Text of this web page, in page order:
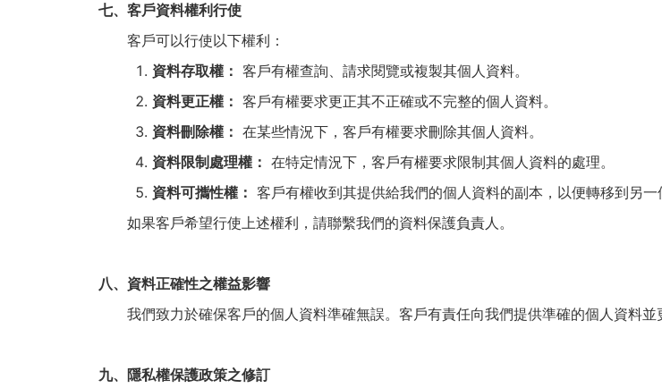
七、客戶資料權利行使
客戶可以行使以下權利：
資料存取權： 客戶有權查詢、請求閱覽或複製其個人資料。
資料更正權： 客戶有權要求更正其不正確或不完整的個人資料。
資料刪除權： 在某些情況下，客戶有權要求刪除其個人資料。
資料限制處理權： 在特定情況下，客戶有權要求限制其個人資料的處理。
資料可攜性權： 客戶有權收到其提供給我們的個人資料的副本，以便轉移到另一
如果客戶希望行使上述權利，請聯繫我們的資料保護負責人。
八、資料正確性之權益影響
我們致力於確保客戶的個人資料準確無誤。客戶有責任向我們提供準確的個人資料並
九、隱私權保護政策之修訂